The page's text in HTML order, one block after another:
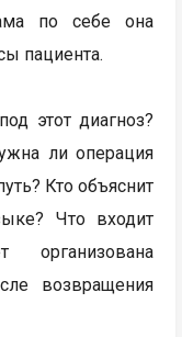
по себе она
пациента.
этот диагноз?
ли операция
Кто объяснит
Что входит
возвращения